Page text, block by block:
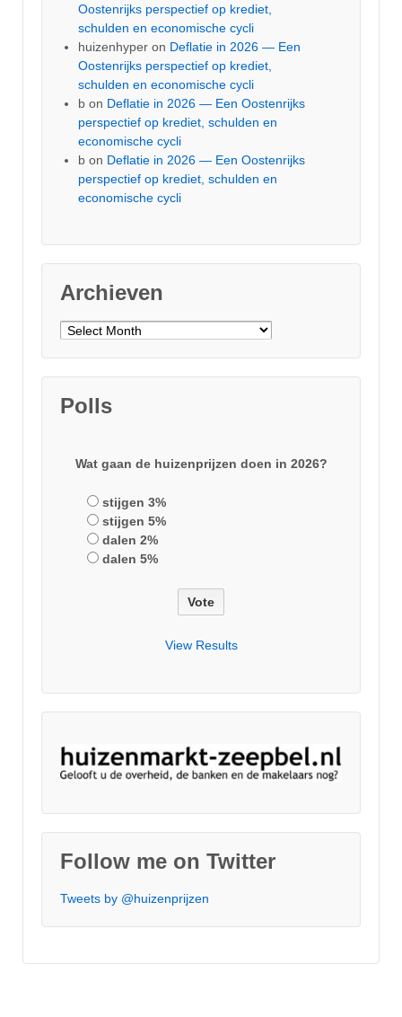
Oostenrijks perspectief op krediet,
schulden en economische cycli
huizenhyper on Deflatie in 2026 — Een
Oostenrijks perspectief op krediet,
schulden en economische cycli
b on Deflatie in 2026 — Een Oostenrijks
perspectief op krediet, schulden en
economische cycli
b on Deflatie in 2026 — Een Oostenrijks
perspectief op krediet, schulden en
economische cycli
Archieven
Archieven
Polls
Wat gaan de huizenprijzen doen in 2026?
stijgen 3%
stijgen 5%
dalen 2%
dalen 5%
View Results
Follow me on Twitter
Tweets by @huizenprijzen